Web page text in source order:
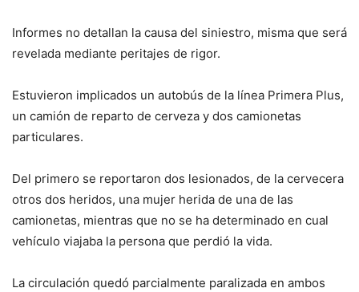
Informes no detallan la causa del siniestro, misma que será
revelada mediante peritajes de rigor.
Estuvieron implicados un autobús de la línea Primera Plus,
un camión de reparto de cerveza y dos camionetas
particulares.
Del primero se reportaron dos lesionados, de la cervecera
otros dos heridos, una mujer herida de una de las
camionetas, mientras que no se ha determinado en cual
vehículo viajaba la persona que perdió la vida.
La circulación quedó parcialmente paralizada en ambos